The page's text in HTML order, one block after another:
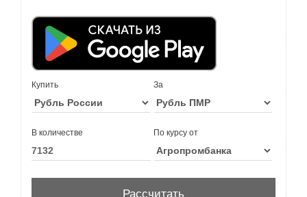
Купить За
В количестве По курсу от